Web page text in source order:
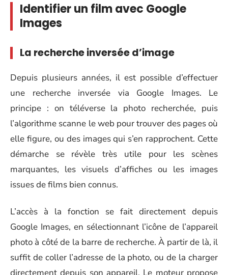
Identifier un film avec Google
Images
La recherche inversée d’image
Depuis plusieurs années, il est possible d’effectuer
une recherche inversée via Google Images. Le
principe : on téléverse la photo recherchée, puis
l’algorithme scanne le web pour trouver des pages où
elle figure, ou des images qui s’en rapprochent. Cette
démarche se révèle très utile pour les scènes
marquantes, les visuels d’affiches ou les images
issues de films bien connus.
L’accès à la fonction se fait directement depuis
Google Images, en sélectionnant l’icône de l’appareil
photo à côté de la barre de recherche. À partir de là, il
suffit de coller l’adresse de la photo, ou de la charger
directement depuis son appareil. Le moteur propose